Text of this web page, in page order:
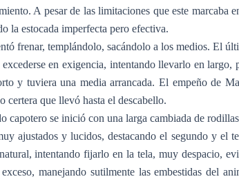
A pesar de las limitaciones que este
la estocada imperfecta pero efectiva.
frenar, templándolo, sacándolo a los medios. El
en exigencia, intentando llevarlo en
y tuviera una media arrancada. El empeño de
que llevó hasta el descabello.
se inició con una larga cambiada de
ajustados y lucidos, destacando el segundo y el
intentando fijarlo en la tela, muy despacio,
manejando sutilmente las embestidas del